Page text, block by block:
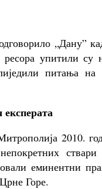
„Дану”
ресора упитили
питања
2010.
еминентни
Горе.